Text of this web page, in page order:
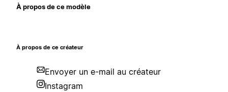
À propos de ce modèle
À propos de ce créateur
Envoyer un e-mail au créateur
Instagram